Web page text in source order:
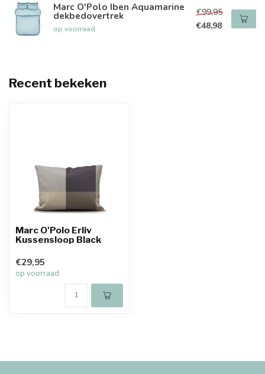
Marc O'Polo Iben Aquamarine
dekbedovertrek
op voorraad
€99,95
€48,98
Recent bekeken
Marc O'Polo Erliv
Kussensloop Black
€29,95
op voorraad